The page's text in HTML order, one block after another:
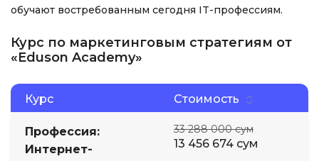
обучают востребованным сегодня IT-профессиям.
Курс по маркетинговым стратегиям от
«Eduson Academy»
Курс Стоимость
Профессия:
Интернет-
33 288 000 сум
13 456 674 сум